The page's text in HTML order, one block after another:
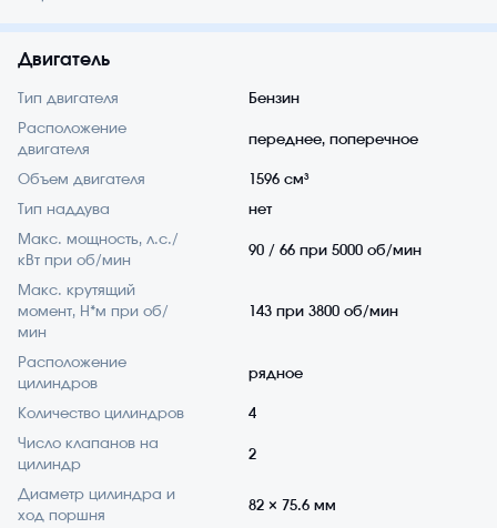
Двигатель
Тип двигателя Бензин
Расположение
двигателя
переднее, поперечное
Объем двигателя 1596 см³
Тип наддува нет
Макс. мощность, л.с./
кВт при об/мин
90 / 66 при 5000 об/мин
Макс. крутящий
момент, Н*м при об/
мин
143 при 3800 об/мин
Расположение
цилиндров
рядное
Количество цилиндров 4
Число клапанов на
цилиндр
2
Диаметр цилиндра и
ход поршня
82 × 75.6 мм